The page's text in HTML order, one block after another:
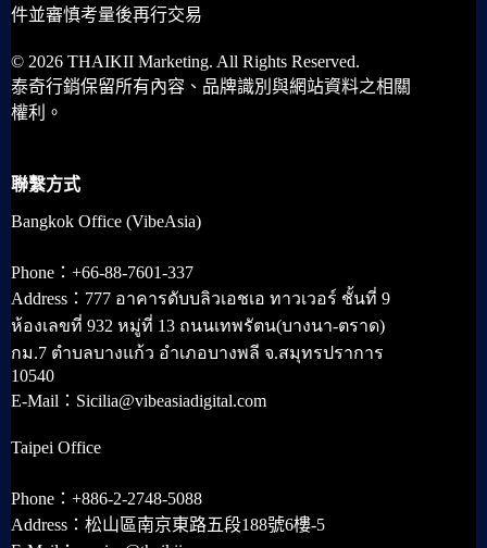
件並審慎考量後再行交易
© 2026 THAIKII Marketing. All Rights Reserved.
泰奇行銷保留所有內容、品牌識別與網站資料之相關
權利。
聯繫方式
Bangkok Office (VibeAsia)
Phone：+66-88-7601-337
Address：777 อาคารดับบลิวเอชเอ ทาวเวอร์ ชั้นที่ 9
ห้องเลขที่ 932 หมู่ที่ 13 ถนนเทพรัตน(บางนา-ตราด)
กม.7 ตำบลบางแก้ว อำเภอบางพลี จ.สมุทรปราการ
10540
E-Mail：Sicilia@vibeasiadigital.com
Taipei Office
Phone：+886-2-2748-5088
Address：松山區南京東路五段188號6樓-5